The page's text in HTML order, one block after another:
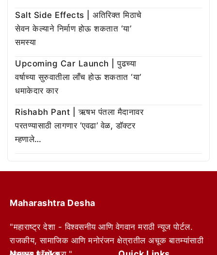
Salt Side Effects | अतिरिक्त मिठाचे
सेवन केल्याने निर्माण होऊ शकतात ‘या’
समस्या
Upcoming Car Launch | पुढच्या
वर्षाच्या सुरुवातीला लाँच होऊ शकतात ‘या’
धमाकेदार कार
Rishabh Pant | ऋषभ पंतला मैदानावर
परतण्यासाठी लागणार ‘एवढा’ वेळ, डॉक्टर
म्हणाले…
Maharashtra Desha
"महाराष्ट्र देशा - विश्वसनीय आणि वेगवान मराठी न्यूज पोर्टल.
राजकीय, सामाजिक आणि मनोरंजन क्षेत्रातील अचूक बातम्यांसाठी